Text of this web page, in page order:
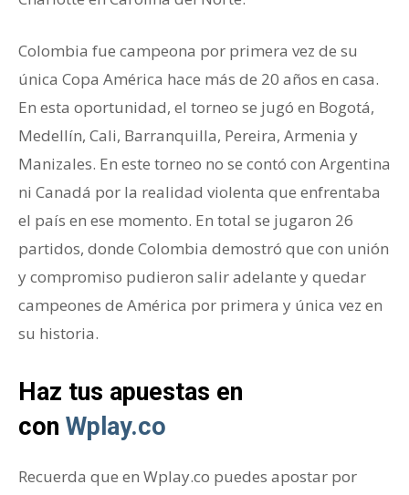
Colombia fue campeona por primera vez de su
única Copa América hace más de 20 años en casa.
En esta oportunidad, el torneo se jugó en Bogotá,
Medellín, Cali, Barranquilla, Pereira, Armenia y
Manizales. En este torneo no se contó con Argentina
ni Canadá por la realidad violenta que enfrentaba
el país en ese momento. En total se jugaron 26
partidos, donde Colombia demostró que con unión
y compromiso pudieron salir adelante y quedar
campeones de América por primera y única vez en
su historia.
Haz tus apuestas en
con Wplay.co
Recuerda que en Wplay.co puedes apostar por